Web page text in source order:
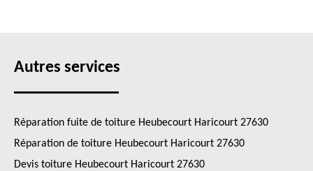
Autres services
Réparation fuite de toiture Heubecourt Haricourt 27630
Réparation de toiture Heubecourt Haricourt 27630
Devis toiture Heubecourt Haricourt 27630